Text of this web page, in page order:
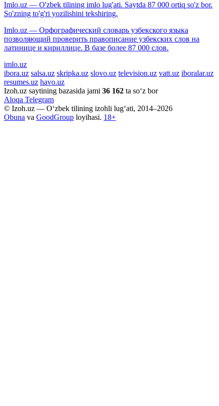
Imlo.uz — O'zbek tilining imlo lug'ati. Saytda 87 000 ortiq so'z bor.
So'zning to'g'ri yozilishini tekshiring.
Imlo.uz — Орфографический словарь узбекского языка
позволяющий проверить правописание узбекских слов на
латинице и кириллице. В базе более 87 000 слов.
imlo.uz
ibora.uz salsa.uz skripka.uz slovo.uz television.uz vatt.uz iboralar.uz
resumes.uz havo.uz
Izoh.uz saytining bazasida jami 36 162 ta so‘z bor
Aloqa Telegram
© Izoh.uz — O‘zbek tilining izohli lug‘ati, 2014–2026
Obuna va GoodGroup loyihasi. 18+